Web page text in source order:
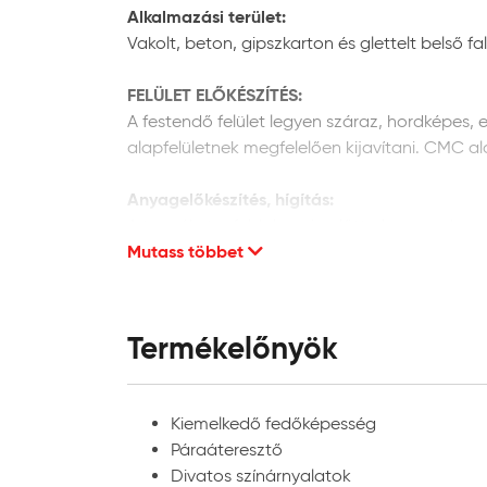
Alkalmazási terület:
Vakolt, beton, gipszkarton és glettelt belső
FELÜLET ELŐKÉSZÍTÉS:
A festendő felület legyen száraz,
alapfelületnek megfelelően kijavítani. CMC
Anyagelőkészítés, hígítás:
kész állapotban kerül forgalomba, hígítása
Az anyagszükséglet függ többek között a
anyagszükséglet pontos értékét adott
A feldolgozás hőmérséklete:
Javasolt +5-30 °C közötti anyag,
Mutass többet
Termékelőnyök
Kiemelkedő fedőképesség
Páraáteresztő
Divatos színárnyalatok